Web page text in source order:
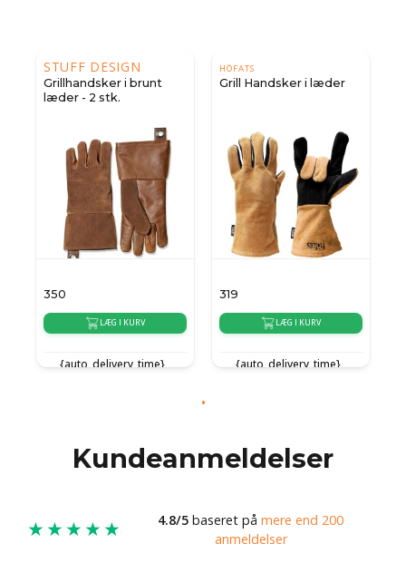
STUFF DESIGN
Grillhandsker i brunt
læder - 2 stk.
350
LÆG I KURV
{auto_delivery_time}
HÖFATS
Grill Handsker i læder
319
LÆG I KURV
{auto_delivery_time}
Kundeanmeldelser
★★★★★ 4.8/5 baseret på mere end 200
anmeldelser